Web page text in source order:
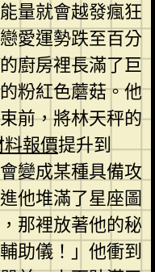
量就會越發瘋狂
愛運勢跌至百分
廚房裡長滿了巨
粉紅色蘑菇。他
前，將林天秤的
報價提升到
變成某種具備攻
他堆滿了星座圖
那裡放著他的秘
助儀！」他衝到